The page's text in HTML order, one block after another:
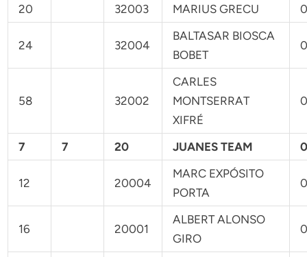
20 32003 MARIUS GRECU
24 32004
BALTASAR BIOSCA
BOBET
58 32002
CARLES
MONTSERRAT
XIFRÉ
7 7 20 JUANES TEAM
12 20004
MARC EXPÓSITO
PORTA
16 20001
ALBERT ALONSO
GIRO